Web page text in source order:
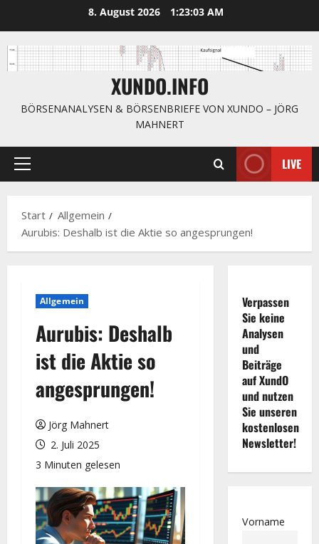
springen
8. August 2026 1:23:04 AM
XUNDO.INFO
BÖRSENANALYSEN & BÖRSENBRIEFE VON XUNDO – JÖRG
MAHNERT
Primäres
LIVE
Start
Allgemein
Aurubis: Deshalb ist die Aktie so angesprungen!
Allgemein
Aurubis: Deshalb
ist die Aktie so
angesprungen!
Jörg Mahnert
2. Juli 2025
3 Minuten gelesen
Verpassen
Sie keine
Analysen
und
Beiträge
auf XundO
und nutzen
Sie unseren
kostenlosen
Newsletter!
Vorname